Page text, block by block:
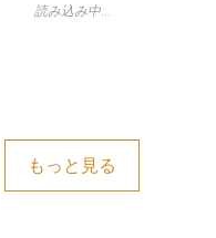
読み込み中…
もっと見る